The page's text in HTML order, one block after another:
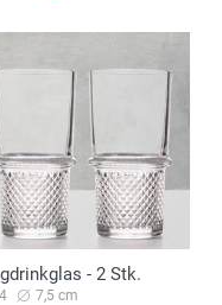
- 2 Stk.
7,5 cm